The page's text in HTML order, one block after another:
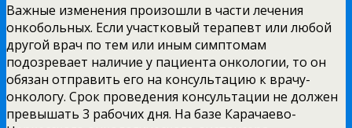
Важные изменения произошли в части лечения
онкобольных. Если участковый терапевт или любой
другой врач по тем или иным симптомам
подозревает наличие у пациента онкологии, то он
обязан отправить его на консультацию к врачу-
онкологу. Срок проведения консультации не должен
превышать 3 рабочих дня. На базе Карачаево-